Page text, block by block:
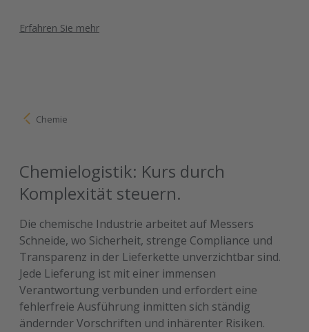
Erfahren Sie mehr
Chemie
Chemielogistik: Kurs durch
Komplexität steuern.
Die chemische Industrie arbeitet auf Messers
Schneide, wo Sicherheit, strenge Compliance und
Transparenz in der Lieferkette unverzichtbar sind.
Jede Lieferung ist mit einer immensen
Verantwortung verbunden und erfordert eine
fehlerfreie Ausführung inmitten sich ständig
ändernder Vorschriften und inhärenter Risiken.